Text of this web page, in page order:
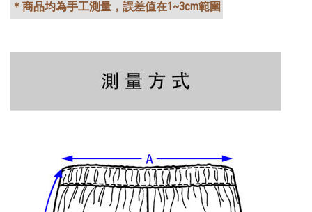
＊商品均為手工測量，誤差值在1~3cm範圍